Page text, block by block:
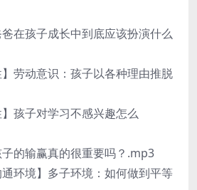
孩子成长中到底应该扮演什么
动意识：孩子以各种理由推脱
子对学习不感兴趣怎么
的输赢真的很重要吗？.mp3
境】多子环境：如何做到平等